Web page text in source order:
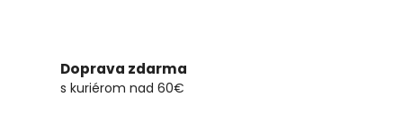
Doprava zdarma
s kuriérom nad 60€